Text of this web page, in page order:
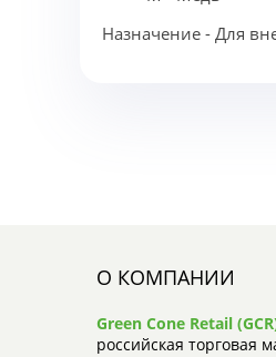
Назначение - Для
О КОМПАНИИ
Green Cone Retail
российская торговая